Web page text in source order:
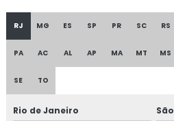
Consultoria para empresa
Consultoria em food fraud e
Consultoria em formação de
Consultoria em formação de
RJ MG ES SP PR SC RS
PA AC AL AP MA MT MS
SE TO
Rio de Janeiro